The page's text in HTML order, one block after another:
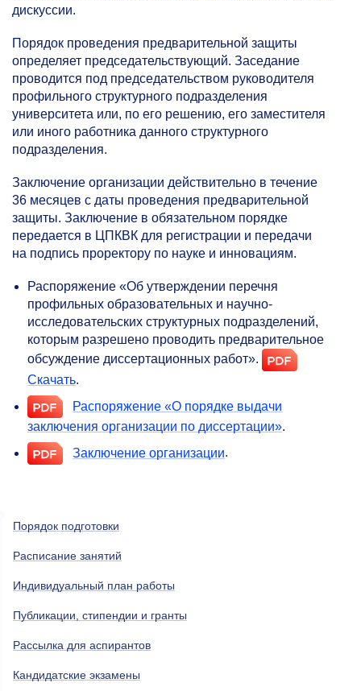
дискуссии.
Порядок проведения предварительной защиты
определяет председательствующий. Заседание
проводится под председательством руководителя
профильного структурного подразделения
университета или, по его решению, его заместителя
или иного работника данного структурного
подразделения.
Заключение организации действительно в течение
36 месяцев с даты проведения предварительной
защиты. Заключение в обязательном порядке
передается в ЦПКВК для регистрации и передачи
на подпись проректору по науке и инновациям.
Распоряжение «Об утверждении перечня
профильных образовательных и научно-
исследовательских структурных подразделений,
которым разрешено проводить предварительное
обсуждение диссертационных работ».
Скачать.
Распоряжение «О порядке выдачи
заключения организации по диссертации».
Заключение организации.
Порядок подготовки
Расписание занятий
Индивидуальный план работы
Публикации, стипендии и гранты
Рассылка для аспирантов
Кандидатские экзамены